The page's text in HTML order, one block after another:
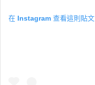
在 Instagram 查看這則貼文